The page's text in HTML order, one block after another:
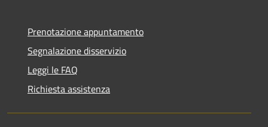
Prenotazione appuntamento
Segnalazione disservizio
Leggi le FAQ
Richiesta assistenza